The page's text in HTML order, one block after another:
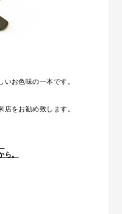
お色味の一本です。
をお勧め致します。
ら。